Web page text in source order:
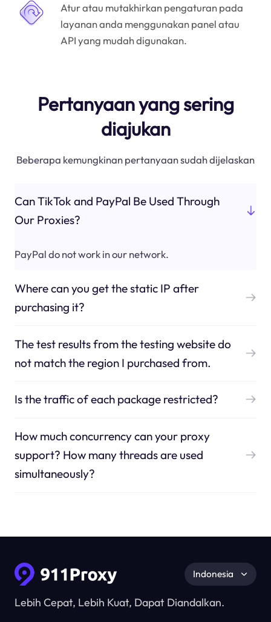
Atur atau mutakhirkan pengaturan pada
layanan anda menggunakan panel atau
API yang mudah digunakan.
Pertanyaan yang sering
diajukan
Beberapa kemungkinan pertanyaan sudah dijelaskan
Can TikTok and PayPal Be Used Through
Our Proxies?
PayPal do not work in our network.
Where can you get the static IP after
purchasing it?
The test results from the testing website do
not match the region I purchased from.
Is the traffic of each package restricted?
How much concurrency can your proxy
support? How many threads are used
simultaneously?
Lebih Cepat, Lebih Kuat, Dapat Diandalkan.
Indonesia